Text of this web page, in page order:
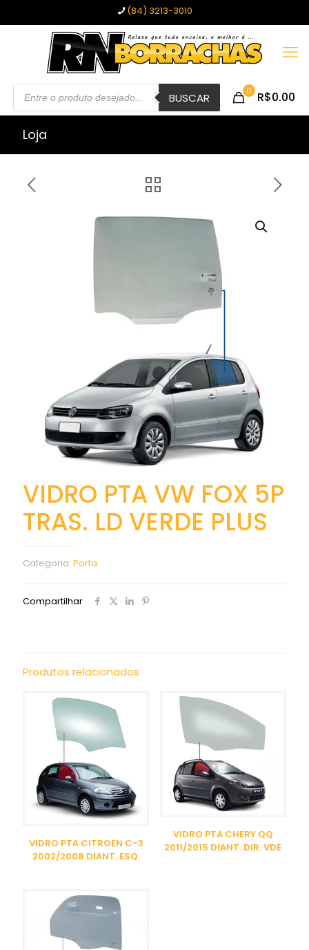
(84) 3213-3010
Pesquisar
produtos BUSCAR 0 R$0.00
Loja
VIDRO PTA VW FOX 5P
TRAS. LD VERDE PLUS
Categoria: Porta
Compartilhar
Produtos relacionados
VIDRO PTA CITROEN C-3
2002/2008 DIANT. ESQ.
VIDRO PTA CHERY QQ
2011/2015 DIANT. DIR. VDE